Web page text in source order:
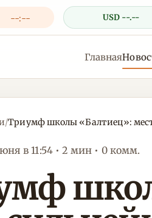
--:-- USD --.--
Главная
/Триумф школы «Балтиец»:
в 11:54 • 2 мин • 0 комм.